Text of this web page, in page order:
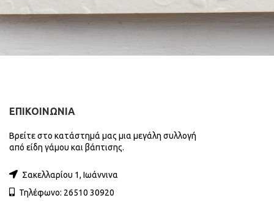
ΕΠΙΚΟΙΝΩΝΙΑ
Βρείτε στο κατάστημά μας μια μεγάλη συλλογή
από είδη γάμου και βάπτισης.
Σακελλαρίου 1, Ιωάννινα
Τηλέφωνο: 26510 30920